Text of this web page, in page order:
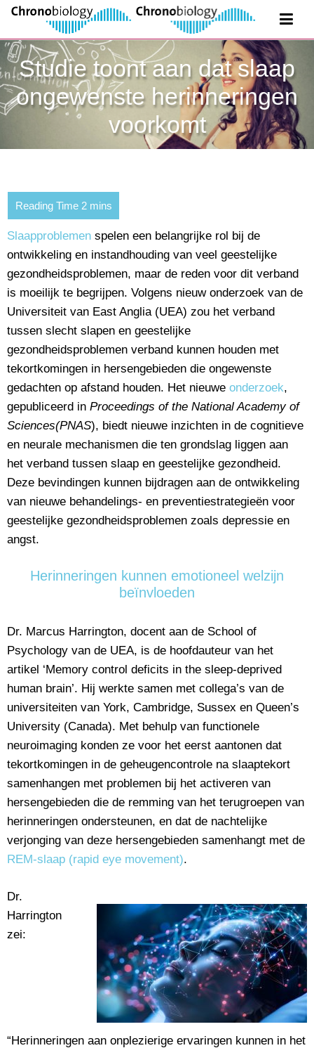
Studie toont aan dat slaap
ongewenste herinneringen
voorkomt
Slaapproblemen spelen een belangrijke rol bij de
ontwikkeling en instandhouding van veel geestelijke
gezondheidsproblemen, maar de reden voor dit verband
is moeilijk te begrijpen. Volgens nieuw onderzoek van de
Universiteit van East Anglia (UEA) zou het verband
tussen slecht slapen en geestelijke
gezondheidsproblemen verband kunnen houden met
tekortkomingen in hersengebieden die ongewenste
gedachten op afstand houden. Het nieuwe onderzoek,
gepubliceerd in Proceedings of the National Academy of
Sciences(PNAS), biedt nieuwe inzichten in de cognitieve
en neurale mechanismen die ten grondslag liggen aan
het verband tussen slaap en geestelijke gezondheid.
Deze bevindingen kunnen bijdragen aan de ontwikkeling
van nieuwe behandelings- en preventiestrategieën voor
geestelijke gezondheidsproblemen zoals depressie en
angst.
Herinneringen kunnen emotioneel welzijn
beïnvloeden
Dr. Marcus Harrington, docent aan de School of
Psychology van de UEA, is de hoofdauteur van het
artikel ‘Memory control deficits in the sleep-deprived
human brain’. Hij werkte samen met collega’s van de
universiteiten van York, Cambridge, Sussex en Queen’s
University (Canada). Met behulp van functionele
neuroimaging konden ze voor het eerst aantonen dat
tekortkomingen in de geheugencontrole na slaaptekort
samenhangen met problemen bij het activeren van
hersengebieden die de remming van het terugroepen van
herinneringen ondersteunen, en dat de nachtelijke
verjonging van deze hersengebieden samenhangt met de
REM-slaap (rapid eye movement).
Dr.
Harrington
zei:
“Herinneringen aan onplezierige ervaringen kunnen in het